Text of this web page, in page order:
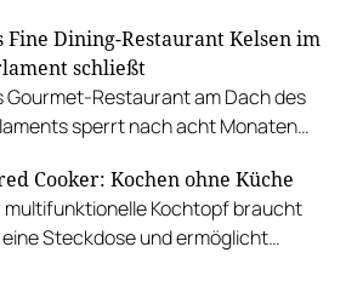
ist am 26. Mai in Wien.
Fine Dining-Restaurant Kelsen im
schließt
Gourmet-Restaurant am Dach des
sperrt nach acht Monaten
erhalten.
Cooker: Kochen ohne Küche
multifunktionelle Kochtopf braucht
Steckdose und ermöglicht